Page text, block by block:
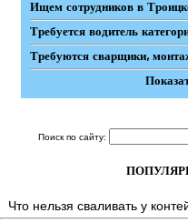
Ищем сотрудников в
Требуется водитель
Требуются сварщики,
Поиск по сайту:
Что нельзя сваливать у